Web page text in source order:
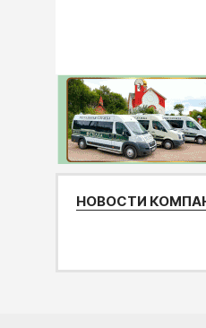
НОВОСТИ